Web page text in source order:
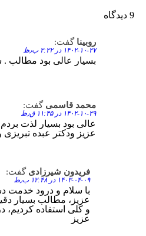
9 دیدگاه
روبینا گفت:
۱۴۰۲-۱۰-۲۷ در ۲:۲۲ ب٫ظ
بسیار عالی بود مطالب
محمد قاسمی گفت:
۱۴۰۲-۱۰-۲۹ در ۱۱:۴۵ ق٫ظ
عالی بود بسیار لذت
عزیز ودکتر عبده
فریدون شیرزادی گفت:
۱۴۰۳-۰۴-۰۹ در ۱۲:۴۸ ب٫ظ
با سلام و درود خدمت
عزیز، مطالب بسیار
و کلی استفاده کردیم،
عزیز